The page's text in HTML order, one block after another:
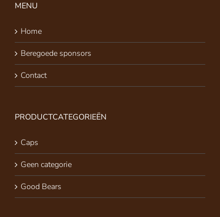
MENU
Home
Beregoede sponsors
Contact
PRODUCTCATEGORIEËN
Caps
Geen categorie
Good Bears